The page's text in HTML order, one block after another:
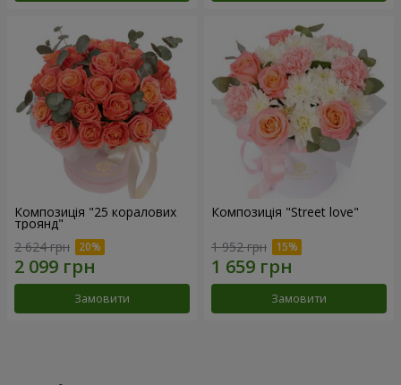
Композиція "25 коралових
троянд"
2 624 грн
Замовити
Композиція "Street love"
1 952 грн
Замовити